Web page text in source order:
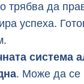
трябва да
успеха.
система
. Може да се